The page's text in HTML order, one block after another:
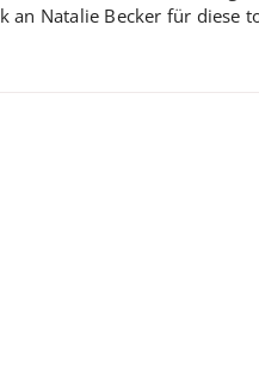
an Natalie Becker für diese